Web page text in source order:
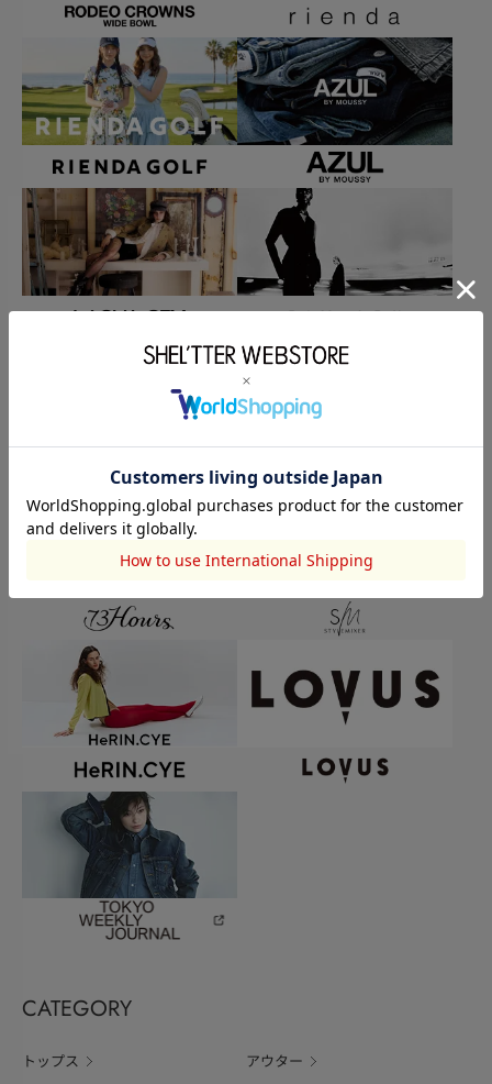
CATEGORY
トップス アウター